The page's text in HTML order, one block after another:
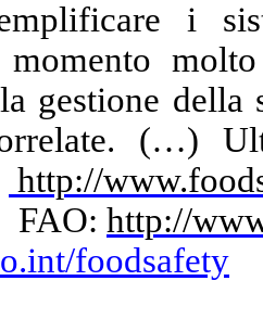
i
momento
gestione della
(…)
http://
FAO: http://
foodsafety